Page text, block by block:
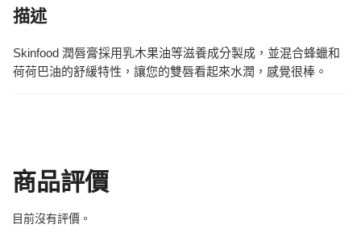
描述
Skinfood 潤唇膏採用乳木果油等滋養成分製成，並混合蜂蠟和
荷荷巴油的舒緩特性，讓您的雙唇看起來水潤，感覺很棒。
商品評價
目前沒有評價。